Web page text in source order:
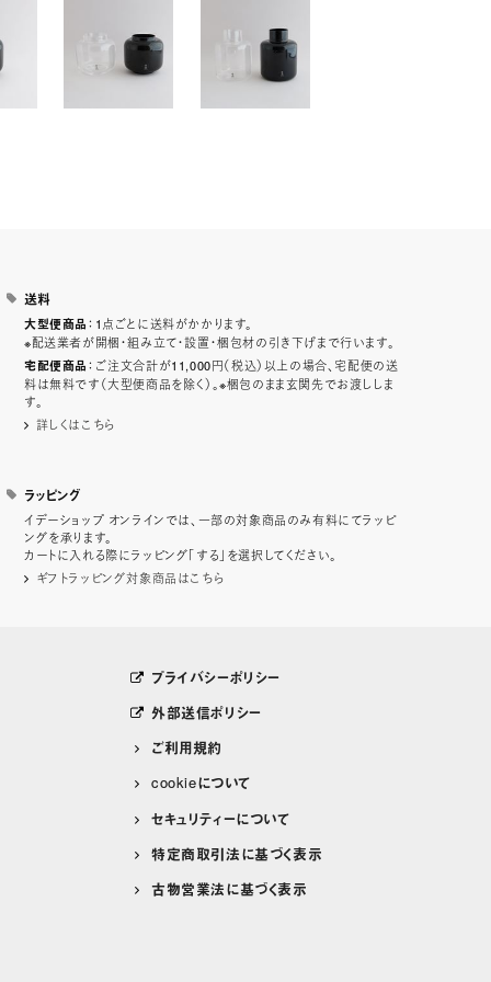
送料
大型便商品 ：1点ごとに送料がかかります。
※配送業者が開梱・組み立て・設置・梱包材の引き下げまで行います。
宅配便商品 ：ご注文合計が11,000円（税込）以上の場合、宅配便の送
料は無料です（大型便商品を除く）。※梱包のまま玄関先でお渡ししま
す。
詳しくはこちら
ラッピング
イデーショップ オンラインでは、一部の対象商品のみ有料にてラッピ
ングを承ります。
カートに入れる際にラッピング「する」を選択してください。
ギフトラッピング対象商品はこちら
プライバシーポリシー
外部送信ポリシー
ご利用規約
cookieについて
セキュリティーについて
特定商取引法に基づく表示
古物営業法に基づく表示